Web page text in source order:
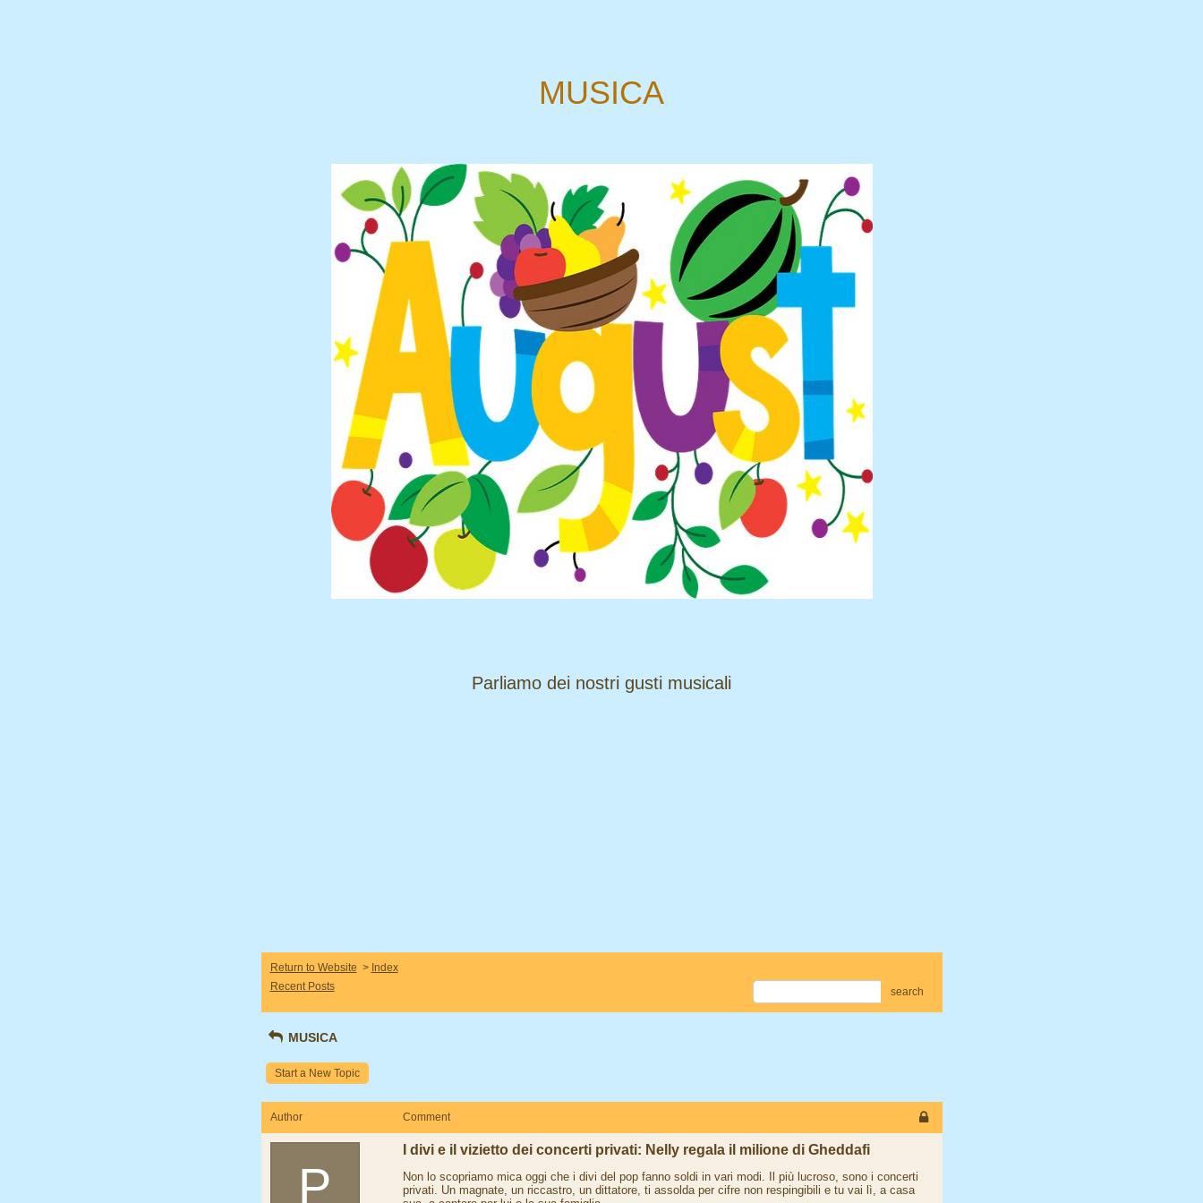
MUSICA
​​​​​​​Parliamo dei nostri gusti musicali
Return to Website > Index
Recent Posts
search
MUSICA
Start a New Topic
Author Comment
P
I divi e il vizietto dei concerti privati: Nelly regala il milione di Gheddafi
Non lo scopriamo mica oggi che i divi del pop fanno soldi in vari modi. Il più lucroso, sono i concerti
privati. Un magnate, un riccastro, un dittatore, ti assolda per cifre non respingibili e tu vai lì, a casa